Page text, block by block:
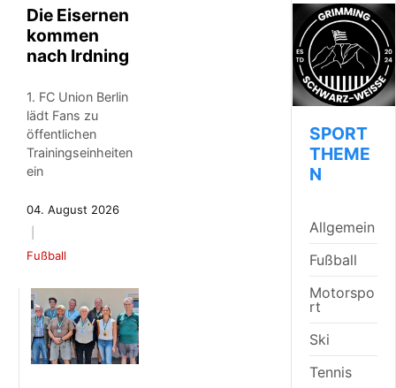
Die Eisernen
kommen
nach Irdning
1. FC Union Berlin
lädt Fans zu
öffentlichen
Trainingseinheiten
ein
04. August 2026
Fußball
SPORT
THEME
N
Allgemein
Fußball
Motorspo
rt
Ski
Tennis